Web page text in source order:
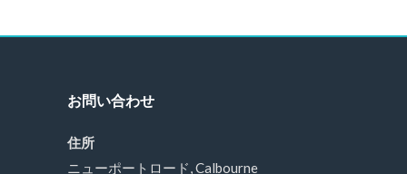
お問い合わせ
住所
ニューポートロード, Calbourne